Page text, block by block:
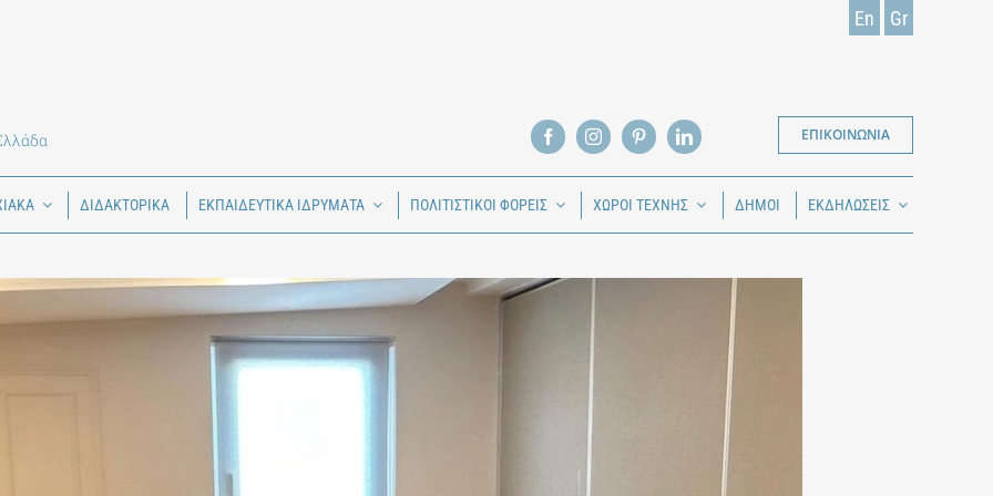
En Gr
ΕΠΙΚΟΙΝΩΝΙΑ
ΔΙΔΑΚΤΟΡΙΚΑ ΕΚΠΑΙΔΕΥΤΙΚΑ ΙΔΡΥΜΑΤΑ ΠΟΛΙΤΙΣΤΙΚΟΙ ΦΟΡΕΙΣ ΧΩΡΟΙ ΤΕΧΝΗΣ ΔΗΜΟΙ ΕΚΔΗΛΩΣΕΙΣ